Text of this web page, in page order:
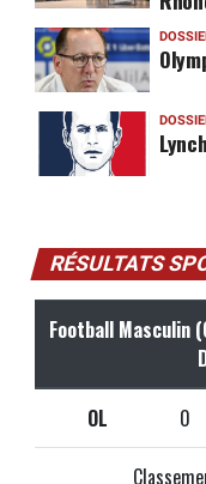
RÉSULTATS
Football Masculin
OL 0